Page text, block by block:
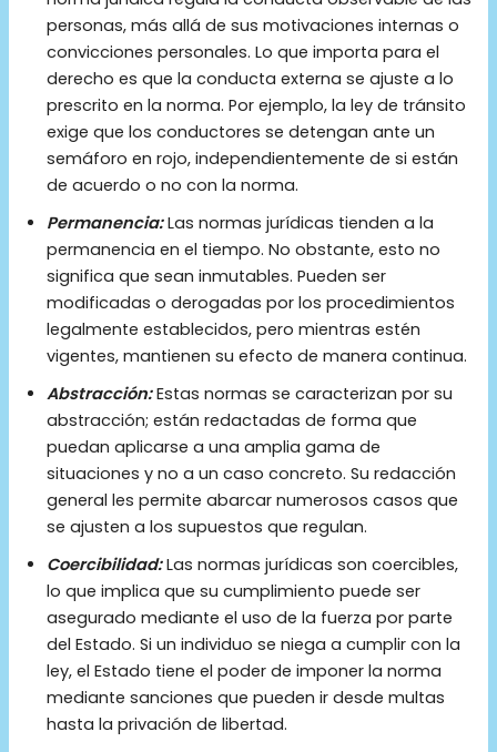
personas, más allá de sus motivaciones internas o
convicciones personales. Lo que importa para el
derecho es que la conducta externa se ajuste a lo
prescrito en la norma. Por ejemplo, la ley de tránsito
exige que los conductores se detengan ante un
semáforo en rojo, independientemente de si están
de acuerdo o no con la norma.
Permanencia:Las normas jurídicas tienden a la
permanencia en el tiempo. No obstante, esto no
significa que sean inmutables. Pueden ser
modificadas o derogadas por los procedimientos
legalmente establecidos, pero mientras estén
vigentes, mantienen su efecto de manera continua.
Abstracción:Estas normas se caracterizan por su
abstracción; están redactadas de forma que
puedan aplicarse a una amplia gama de
situaciones y no a un caso concreto. Su redacción
general les permite abarcar numerosos casos que
se ajusten a los supuestos que regulan.
Coercibilidad:Las normas jurídicas son coercibles,
lo que implica que su cumplimiento puede ser
asegurado mediante el uso de la fuerza por parte
del Estado. Si un individuo se niega a cumplir con la
ley, el Estado tiene el poder de imponer la norma
mediante sanciones que pueden ir desde multas
hasta la privación de libertad.